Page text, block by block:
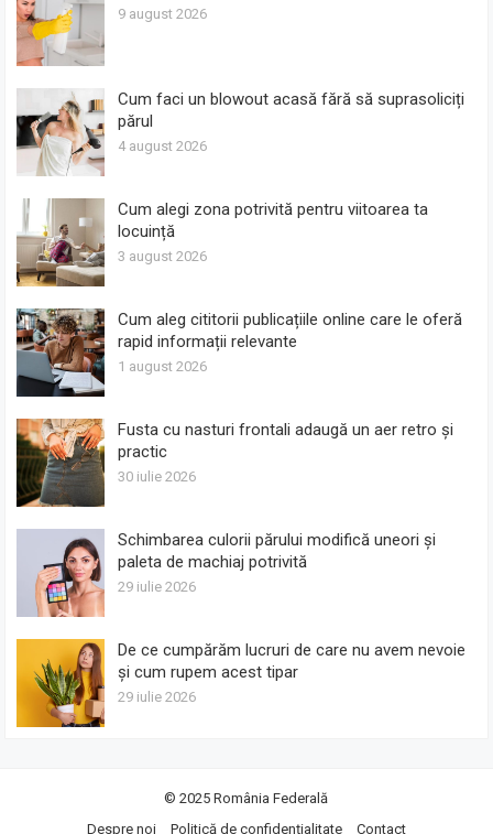
9 august 2026
Cum faci un blowout acasă fără să suprasoliciți
părul
4 august 2026
Cum alegi zona potrivită pentru viitoarea ta
locuință
3 august 2026
Cum aleg cititorii publicațiile online care le oferă
rapid informații relevante
1 august 2026
Fusta cu nasturi frontali adaugă un aer retro și
practic
30 iulie 2026
Schimbarea culorii părului modifică uneori și
paleta de machiaj potrivită
29 iulie 2026
De ce cumpărăm lucruri de care nu avem nevoie
și cum rupem acest tipar
29 iulie 2026
© 2025România Federală
Despre noi
Politică de confidențialitate Contact